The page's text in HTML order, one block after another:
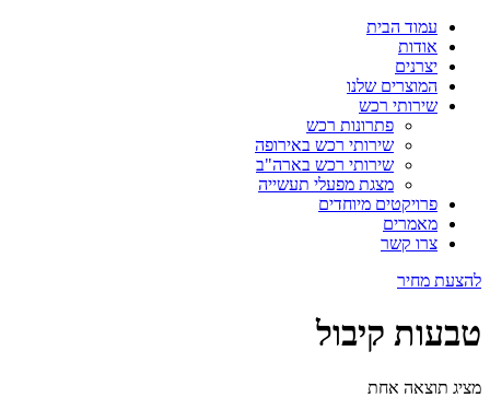
עמוד הבית
אודות
יצרנים
המוצרים שלנו
שירותי רכש
פתרונות רכש
שירותי רכש באירופה
שירותי רכש בארה"ב
מצגת מפעלי תעשייה
פרויקטים מיוחדים
מאמרים
צרו קשר
להצעת מחיר
טבעות קיבול
מציג תוצאה אחת